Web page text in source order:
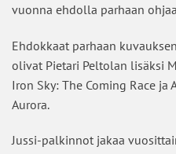
vuonna ehdolla parhaan
Ehdokkaat parhaan
olivat Pietari Peltolan lisäksi
Iron Sky: The Coming Race
Aurora.
Jussi-palkinnot jakaa